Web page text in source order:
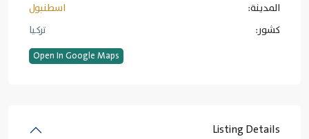
المدينة:
اسطنبول
کشور:
تركيا
Open In Google Maps
Listing Details